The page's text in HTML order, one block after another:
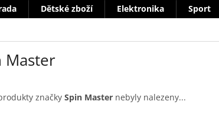
Dětské zboží Elektronika Sport
Master
značky Spin Master nebyly nalezeny...